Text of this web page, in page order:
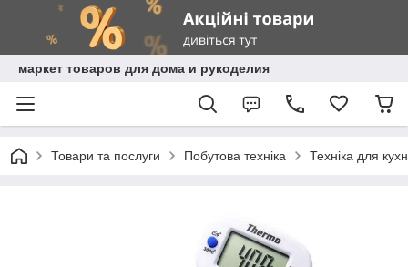
маркет товаров для дома и рукоделия
Товари та послуги Побутова техніка Техніка для